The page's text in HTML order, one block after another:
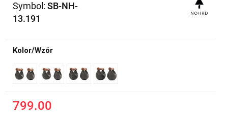
Symbol: SB-NH-
13.191
Kolor/Wzór
799.00